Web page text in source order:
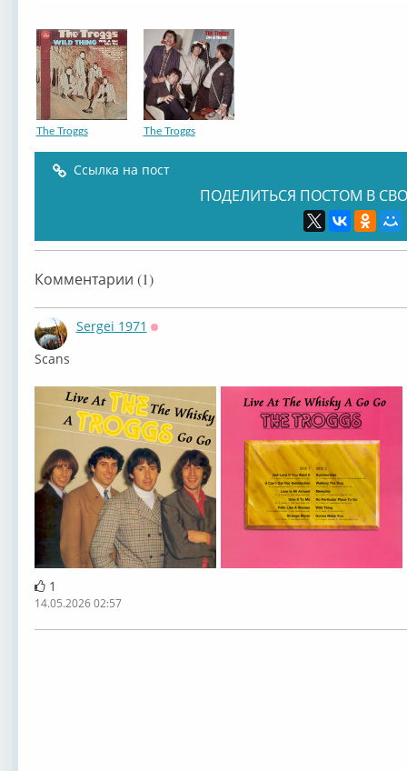
The Troggs The Troggs
Ссылка на пост
ПОДЕЛИТЬСЯ ПОСТОМ В
Комментарии (1)
Sergei 1971
⁣Scans
1
14.05.2026 02:57